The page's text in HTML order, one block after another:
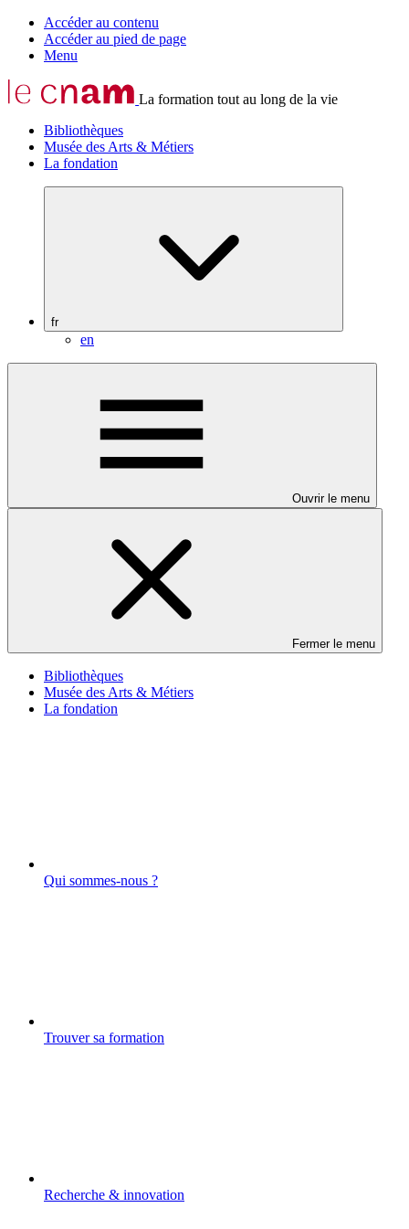
Accéder au contenu
Accéder au pied de page
Menu
La formation tout au long de la vie
Bibliothèques
Musée des Arts & Métiers
La fondation
fr
en
Ouvrir le menu
Fermer le menu
Bibliothèques
Musée des Arts & Métiers
La fondation
Qui sommes-nous ?
Trouver sa formation
Recherche & innovation